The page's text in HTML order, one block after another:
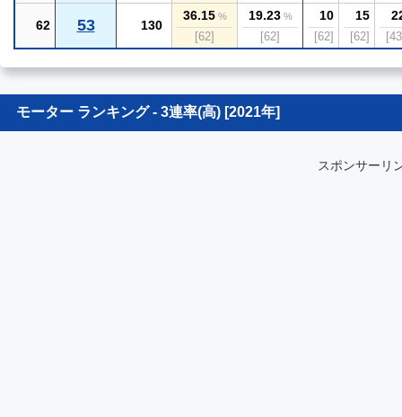
62 53 130
36.15%
[62]
19.23%
[62]
10
[62]
15
[62]
モーター ランキング - 3連率(高) [2021年]
スポンサーリ